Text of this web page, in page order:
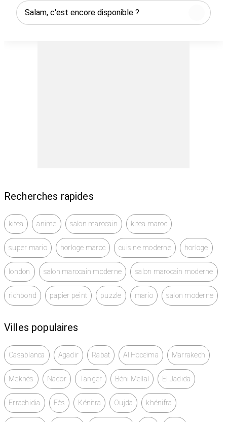
Recherches rapides
kitea anime salon marocain kitea maroc
super mario horloge maroc cuisine moderne horloge
london salon marocain moderne salon marocain moderne
richbond papier peint puzzle mario salon moderne
Villes populaires
Casablanca Agadir Rabat Al Hoceïma Marrakech
Meknès Nador Tanger Béni Mellal El Jadida
Errachidia Fès Kénitra Oujda khénifra